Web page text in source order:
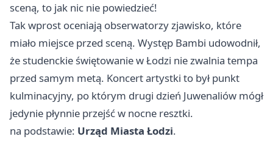
sceną, to jak nic nie powiedzieć!
Tak wprost oceniają obserwatorzy zjawisko, które
miało miejsce przed sceną. Występ Bambi udowodnił,
że studenckie świętowanie w Łodzi nie zwalnia tempa
przed samym metą. Koncert artystki to był punkt
kulminacyjny, po którym drugi dzień Juwenaliów mógł
jedynie płynnie przejść w nocne resztki.
na podstawie: Urząd Miasta Łodzi.